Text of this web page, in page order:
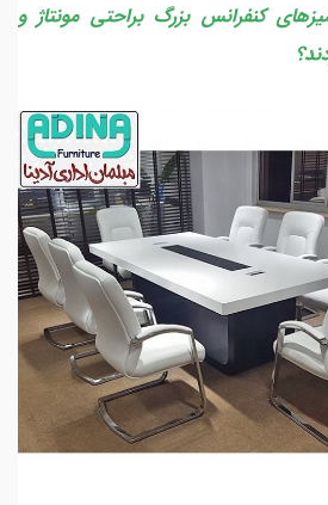
کنفرانس بزرگ براحتی مونتاژ و